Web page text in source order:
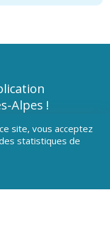
Alpes !
site, vous acceptez
statistiques de